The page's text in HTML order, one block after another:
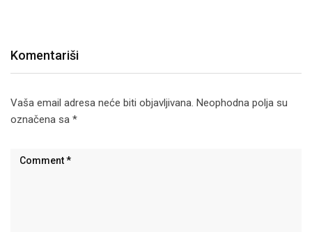
Komentariši
Vaša email adresa neće biti objavljivana. Neophodna polja su
označena sa *